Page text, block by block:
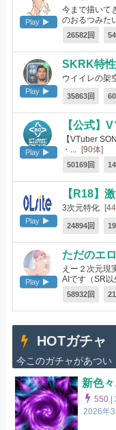
Play
今まで描いて
のおるつみた
26582回
Play
SKRK特
ウイイレの架
35863回
Play
【公式】
【VTuber
・...
[90体]
50169回
Play
【R18】
3次元特化
24894回
Play
ただのエ
えー２次元現
AIです（SR以
58932回
HOTガチャ
今このガチャがあつい
新色
550 |
2026年